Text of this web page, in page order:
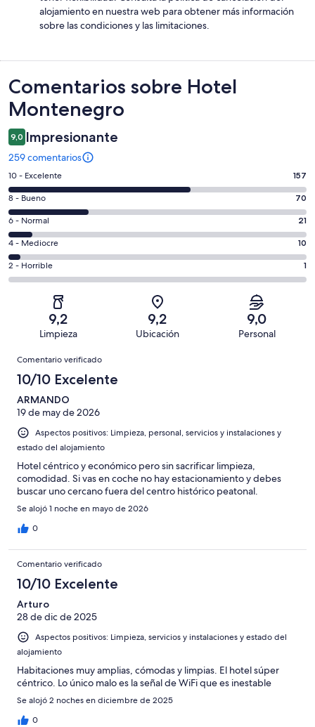
alojamiento en nuestra web para obtener más información
sobre las condiciones y las limitaciones.
Comentarios
Comentarios sobre Hotel
Montenegro
9,0 Impresionante
259 comentarios
157
comentarios
de
un
total
de
259
con
puntuación
10 - Excelente 157
70
comentarios
de
un
total
de
puntuación
8 - Bueno 70
21
comentarios
de
un
total
puntuación
Normal
6 - Normal 21
10
comentarios
de
una
puntuación
Mediocre
4 - Mediocre 10
1
comentarios
259
una
puntuación
de
2 - Horrible 1
9,2
Limpieza
9,2
Ubicación
9,0
Personal
Comentarios
Comentario verificado
10/10 Excelente
ARMANDO
19 de may de 2026
Aspectos positivos: Limpieza, personal, servicios y instalaciones y
estado del alojamiento
Hotel céntrico y económico pero sin sacrificar limpieza,
comodidad. Si vas en coche no hay estacionamiento y debes
buscar uno cercano fuera del centro histórico peatonal.
Se alojó 1 noche en mayo de 2026
0
Comentario verificado
10/10 Excelente
Arturo
28 de dic de 2025
Aspectos positivos: Limpieza, servicios y instalaciones y estado del
alojamiento
Habitaciones muy amplias, cómodas y limpias. El hotel súper
céntrico. Lo único malo es la señal de WiFi que es inestable
Se alojó 2 noches en diciembre de 2025
0